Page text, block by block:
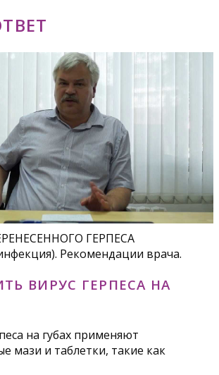
ГЕРПЕСА
Рекомендации врача.
ВИРУС ГЕРПЕСА НА
на губах применяют
мази и таблетки, такие как